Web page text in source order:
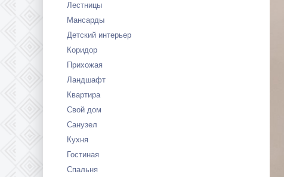
Лестницы
Мансарды
Детский интерьер
Коридор
Прихожая
Ландшафт
Квартира
Свой дом
Санузел
Кухня
Гостиная
Спальня